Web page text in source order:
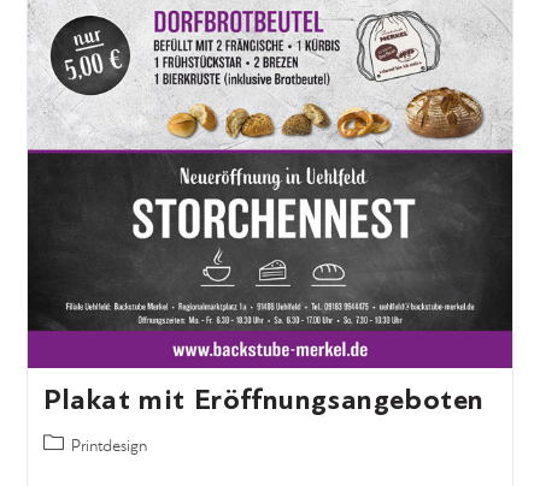
Plakat mit Eröffnungsangeboten
Printdesign